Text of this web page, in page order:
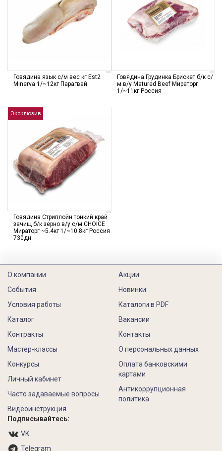
Говядина язык с/м вес кг Est2
Minerva 1/~12кг Парагвай
Говядина Грудинка Брискет б/к с/
м в/у Matured Beef Мираторг
1/~11кг Россия
Эксклюзив
Говядина Стриплойн тонкий край
зачищ б/к зерно в/у с/м CHOICE
Мираторг ~5.4кг 1/~10.8кг Россия
730дн
О компании
События
Условия работы
Каталог
Контракты
Акции
Новинки
Каталоги в PDF
Вакансии
Контакты
Мастер-классы
Конкурсы
Личный кабинет
Часто задаваемые вопросы
Видеоинструкция
О персональных данных
Оплата банковскими
картами
Антикоррупционная
политика
Подписывайтесь:
VK
Telegram